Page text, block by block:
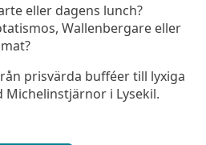
eller dagens lunch?
Wallenbergare eller
prisvärda bufféer till lyxiga
i Lysekil.